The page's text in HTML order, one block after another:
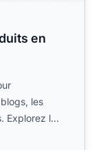
en
les
Explorez les